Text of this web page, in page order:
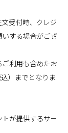
受付時、クレジ
する場合がござ
利用も含めたお
）までとなりま
トが提供するサー